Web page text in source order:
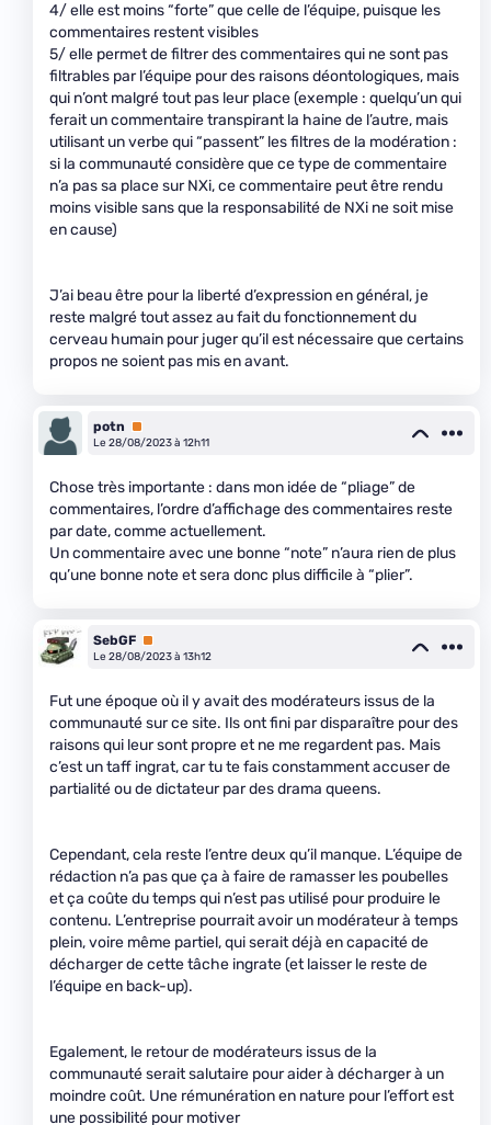
4/ elle est moins “forte” que celle de l’équipe, puisque les
commentaires restent visibles
5/ elle permet de filtrer des commentaires qui ne sont pas
filtrables par l’équipe pour des raisons déontologiques, mais
qui n’ont malgré tout pas leur place (exemple : quelqu’un qui
ferait un commentaire transpirant la haine de l’autre, mais
utilisant un verbe qui “passent” les filtres de la modération :
si la communauté considère que ce type de commentaire
n’a pas sa place sur NXi, ce commentaire peut être rendu
moins visible sans que la responsabilité de NXi ne soit mise
en cause)
J’ai beau être pour la liberté d’expression en général, je
reste malgré tout assez au fait du fonctionnement du
cerveau humain pour juger qu’il est nécessaire que certains
propos ne soient pas mis en avant.
potn
Premium
Le 28/08/2023 à 12h11
Chose très importante : dans mon idée de “pliage” de
commentaires, l’ordre d’affichage des commentaires reste
par date, comme actuellement.
Un commentaire avec une bonne “note” n’aura rien de plus
qu’une bonne note et sera donc plus difficile à “plier”.
SebGF Premium
Le 28/08/2023 à 13h12
Fut une époque où il y avait des modérateurs issus de la
communauté sur ce site. Ils ont fini par disparaître pour des
raisons qui leur sont propre et ne me regardent pas. Mais
c’est un taff ingrat, car tu te fais constamment accuser de
partialité ou de dictateur par des drama queens.
Cependant, cela reste l’entre deux qu’il manque. L’équipe de
rédaction n’a pas que ça à faire de ramasser les poubelles
et ça coûte du temps qui n’est pas utilisé pour produire le
contenu. L’entreprise pourrait avoir un modérateur à temps
plein, voire même partiel, qui serait déjà en capacité de
décharger de cette tâche ingrate (et laisser le reste de
l’équipe en back-up).
Egalement, le retour de modérateurs issus de la
communauté serait salutaire pour aider à décharger à un
moindre coût. Une rémunération en nature pour l’effort est
une possibilité pour motiver